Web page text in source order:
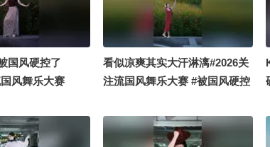
国风硬控了
风舞乐大赛
看似凉爽其实大汗淋漓#2026关
注流国风舞乐大赛 #被国风硬控